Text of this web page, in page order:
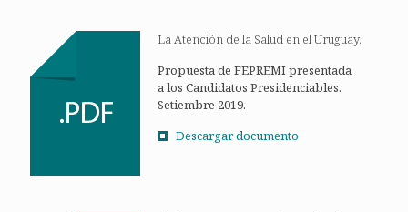
La Atención de la Salud en el Uruguay.
Propuesta de FEPREMI presentada
a los Candidatos Presidenciables.
Setiembre 2019.
Descargar documento